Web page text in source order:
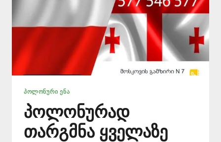
ᲞᲝᲚᲝᲜᲣᲠᲘ ᲔᲜᲐ
პოლონურად
თარგმნა ყველაზე